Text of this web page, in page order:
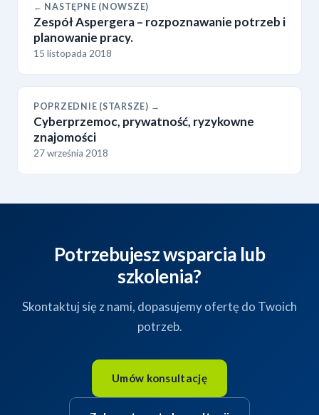
← NASTĘPNE (NOWSZE)
Zespół Aspergera – rozpoznawanie potrzeb i
planowanie pracy.
15 listopada 2018
POPRZEDNIE (STARSZE) →
Cyberprzemoc, prywatność, ryzykowne
znajomości
27 września 2018
Potrzebujesz wsparcia lub
szkolenia?
Skontaktuj się z nami, dopasujemy ofertę do Twoich
potrzeb.
Umów konsultację